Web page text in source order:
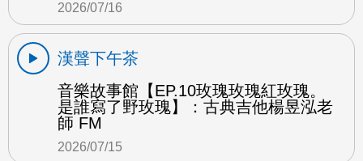
2026/07/16
漢聲下午茶
音樂故事館【EP.10玫瑰玫瑰紅玫瑰。
是誰寫了野玫瑰】：古典吉他楊昱泓老
師 FM
2026/07/15